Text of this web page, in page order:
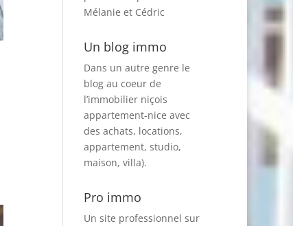
Mélanie et Cédric
Un blog immo
Dans un autre genre le
blog au coeur de
l’immobilier niçois
appartement-nice avec
des achats, locations,
appartement, studio,
maison, villa).
Pro immo
Un site professionnel sur